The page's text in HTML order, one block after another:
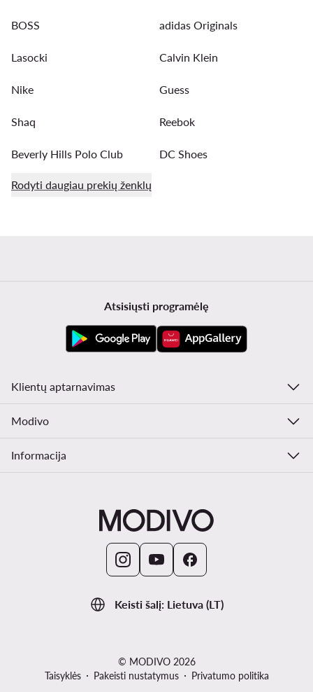
BOSS adidas Originals
Lasocki Calvin Klein
Nike Guess
Shaq Reebok
Beverly Hills Polo Club DC Shoes
Rodyti daugiau prekių ženklų
Keisti šalį: Lietuva (LT)
Atsisiųsti programėlę
Klientų aptarnavimas
Modivo
Informacija
© MODIVO 2026
Taisyklės
Pakeisti nustatymus Privatumo politika